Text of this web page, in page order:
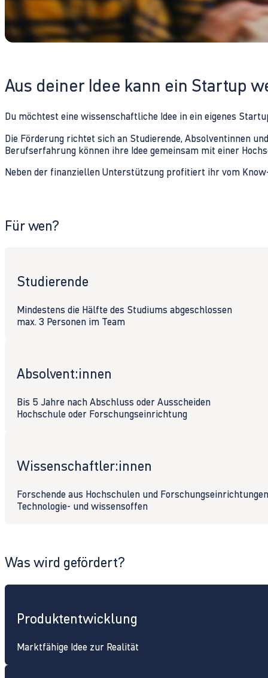
Aus deiner Idee kann ein Startup
Du möchtest eine wissenschaftliche Idee in ein eigenes
Die Förderung richtet sich an Studierende, Absolventinnen
Berufserfahrung können ihre Idee gemeinsam mit einer
Neben der finanziellen Unterstützung profitiert ihr vom
Für wen?
Studierende
Mindestens die Hälfte des Studiums abgeschlossen
max. 3 Personen im Team
Absolvent:innen
Bis 5 Jahre nach Abschluss oder Ausscheiden
Hochschule oder Forschungseinrichtung
Wissenschaftler:innen
Forschende aus Hochschulen und
Technologie- und wissensoffen
Was wird gefördert?
Produktentwicklung
Marktfähige Idee zur Realität